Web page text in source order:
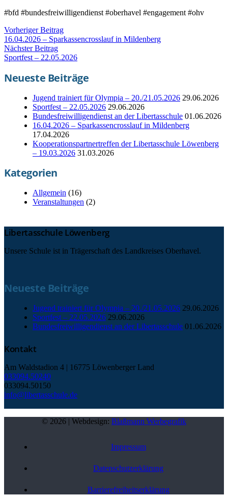
#bfd #bundesfreiwilligendienst #oberhavel #engagement #ohv
Vorheriger Beitrag
16.04.2026 – Sparkassencrosslauf in Mildenberg
Nächster Beitrag
Sportfest – 22.05.2026
Neueste Beiträge
Jugend trainiert für Olympia – 20./21.05.2026 29.06.2026
Sportfest – 22.05.2026 29.06.2026
Bundesfreiwilligendienst an der Libertasschule 01.06.2026
16.04.2026 – Sparkassencrosslauf in Mildenberg
17.04.2026
Kooperationspartnertreffen der Libertasschule Löwenberg
– 19.03.2026 31.03.2026
Kategorien
Allgemein (16)
Veranstaltungen (2)
Libertasschule Löwenberg
Unsere Schule ist in Trägerschaft des Landkreises Oberhavel.
Neueste Beiträge
Jugend trainiert für Olympia – 20./21.05.2026 29.06.2026
Sportfest – 22.05.2026 29.06.2026
Bundesfreiwilligendienst an der Libertasschule 01.06.2026
Kontakt
Am Waldstadion 4 | 16775 Löwenberger Land
033094.50240
033094.50150
info@libertasschule.de
© 2026 | Webdesign: Blaßmann Werbegrafik
Impressum
Datenschutzerklärung
Barriere­freiheits­erklärung